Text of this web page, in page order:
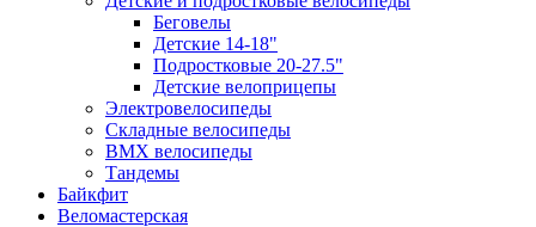
Беговелы
Детские 14-18"
Подростковые 20-27.5"
Детские велоприцепы
Электровелосипеды
Складные велосипеды
BMX велосипеды
Тандемы
Байкфит
Веломастерская